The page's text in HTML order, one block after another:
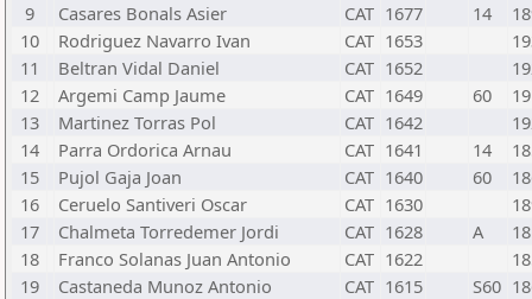
9
Casares Bonals Asier CAT 1677 14
10
Rodriguez Navarro Ivan CAT 1653
11
Beltran Vidal Daniel CAT 1652
12
Argemi Camp Jaume CAT 1649 60
13
Martinez Torras Pol CAT 1642
14
Parra Ordorica Arnau CAT 1641 14
15
Pujol Gaja Joan CAT 1640 60
16
Ceruelo Santiveri Oscar CAT 1630
17
Chalmeta Torredemer Jordi CAT 1628 A
18
Franco Solanas Juan Antonio CAT 1622
19
Castaneda Munoz Antonio CAT 1615 S60